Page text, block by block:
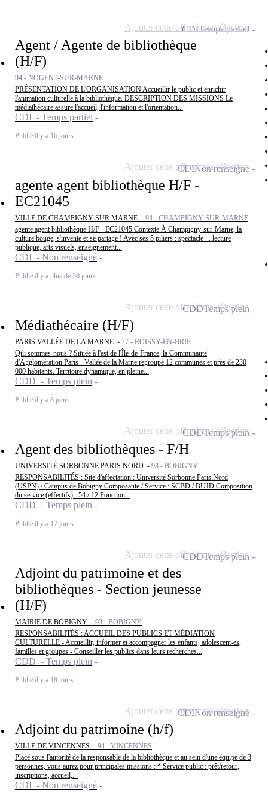
Agent / Agente de bibliothèque
(H/F)
94 - NOGENT-SUR-MARNE
PRÉSENTATION DE L'ORGANISATION Accueillir le public et enrichir
l'animation culturelle à la bibliothèque. DESCRIPTION DES MISSIONS Le
médiathécaire assure l'accueil, l'information et l'orientation...
CDI - Temps partiel
Publié il y a 16 jours
CDITemps partiel
Ajouter cette offre à ma sélection
agente agent bibliothèque H/F -
EC21045
VILLE DE CHAMPIGNY SUR MARNE - 94 - CHAMPIGNY-SUR-MARNE
agente agent bibliothèque H/F - EC21045 Contexte À Champigny-sur-Marne, la
culture bouge, s'invente et se partage ! Avec ses 5 piliers : spectacle ... lecture
publique, arts visuels, enseignement...
CDI - Non renseigné
Publié il y a plus de 30 jours
CDINon renseigné
Ajouter cette offre à ma sélection
Médiathécaire (H/F)
PARIS VALLÉE DE LA MARNE - 77 - ROISSY-EN-BRIE
Qui sommes-nous ? Située à l'est de l'Île-de-France, la Communauté
d'Agglomération Paris - Vallée de la Marne regroupe 12 communes et près de 230
000 habitants. Territoire dynamique, en pleine...
CDD - Temps plein
Publié il y a 8 jours
CDDTemps plein
Ajouter cette offre à ma sélection
Agent des bibliothèques - F/H
UNIVERSITÉ SORBONNE PARIS NORD - 93 - BOBIGNY
RESPONSABILITÉS : Site d'affectation : Université Sorbonne Paris Nord
(USPN) / Campus de Bobigny Composante / Service : SCBD / BUJD Composition
du service (effectifs) : 54 / 12 Fonction...
CDD - Temps plein
Publié il y a 17 jours
CDDTemps plein
Ajouter cette offre à ma sélection
Adjoint du patrimoine et des
bibliothèques - Section jeunesse
(H/F)
MAIRIE DE BOBIGNY - 93 - BOBIGNY
RESPONSABILITÉS : ACCUEIL DES PUBLICS ET MÉDIATION
CULTURELLE - Accueillir, informer et accompagner les enfants, adolescent-es,
familles et groupes - Conseiller les publics dans leurs recherches...
CDD - Temps plein
Publié il y a 18 jours
CDDTemps plein
Ajouter cette offre à ma sélection
Adjoint du patrimoine (h/f)
VILLE DE VINCENNES - 94 - VINCENNES
Placé sous l'autorité de la responsable de la bibliothèque et au sein d'une équipe de 3
personnes, vous aurez pour principales missions : * Service public : prêt/retour,
inscriptions, accueil,...
CDI - Non renseigné
CDINon renseigné
Ajouter cette offre à ma sélection